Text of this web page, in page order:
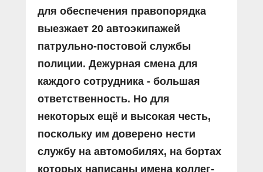
для обеспечения правопорядка
выезжает 20 автоэкипажей
патрульно-постовой службы
полиции. Дежурная смена для
каждого сотрудника - большая
ответственность. Но для
некоторых ещё и высокая честь,
поскольку им доверено нести
службу на автомобилях, на бортах
которых написаны имена коллег-